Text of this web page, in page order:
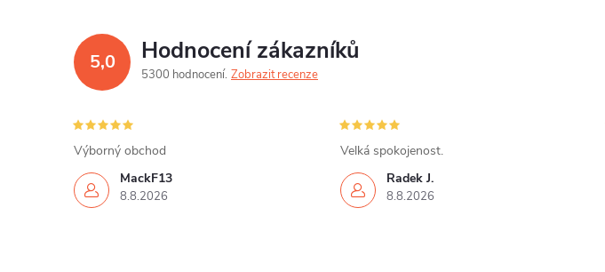
5,0 Hodnocení zákazníků
5300 hodnocení Zobrazit recenze
MackF13
8.8.2026
Výborný obchod
Radek J.
8.8.2026
Velká spokojenost.